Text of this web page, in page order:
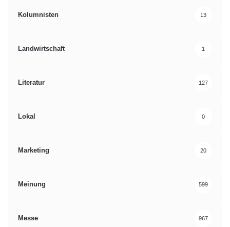
Kolumnisten 13
Landwirtschaft 1
Literatur 127
Lokal 0
Marketing 20
Meinung 599
Messe 967